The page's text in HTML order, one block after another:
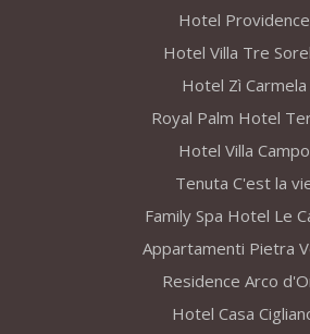
Hotel Providence
Hotel Villa Tre
Hotel Zì Carmela
Royal Palm Hotel
Hotel Villa Campo
Tenuta C'est la
Family Spa Hotel Le
Appartamenti Pietra
Residence Arco
Hotel Casa